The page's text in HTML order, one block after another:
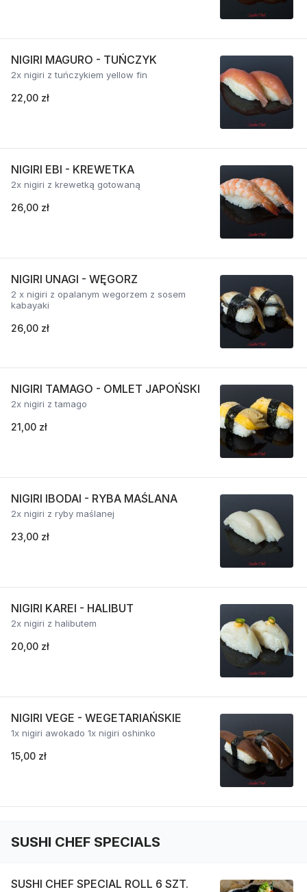
NIGIRI MAGURO - TUŃCZYK
2x nigiri z tuńczykiem yellow fin
22,00 zł
NIGIRI EBI - KREWETKA
2x nigiri z krewetką gotowaną
26,00 zł
NIGIRI UNAGI - WĘGORZ
2 x nigiri z opalanym wegorzem z sosem
kabayaki
26,00 zł
NIGIRI TAMAGO - OMLET JAPOŃSKI
2x nigiri z tamago
21,00 zł
NIGIRI IBODAI - RYBA MAŚLANA
2x nigiri z ryby maślanej
23,00 zł
NIGIRI KAREI - HALIBUT
2x nigiri z halibutem
20,00 zł
NIGIRI VEGE - WEGETARIAŃSKIE
1x nigiri awokado 1x nigiri oshinko
15,00 zł
SUSHI CHEF SPECIALS
SUSHI CHEF SPECIAL ROLL 6 SZT.